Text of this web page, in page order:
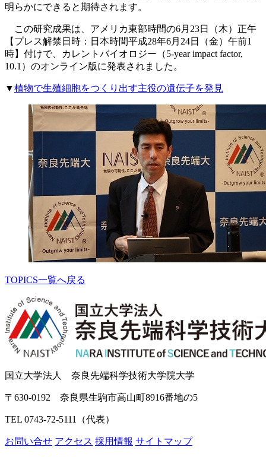
明らかにできると期待されます。
この研究成果は、アメリカ東部時間の6月23日（木）正午
【プレス解禁日時：日本時間平成28年6月24日（金）午前1
時】付けで、カレントバイオロジー（5-year impact factor,
10.1）のオンライン版に発表されました。
▼植物で生殖細胞をつくり出す主役の遺伝子を発見
TOPICS一覧へ戻る
国立大学法人 奈良先端科学技術大学院大学
〒630-0192 奈良県生駒市高山町8916番地の5
TEL 0743-72-5111（代表）
お問い合せ アクセス 採用情報 サイトマップ